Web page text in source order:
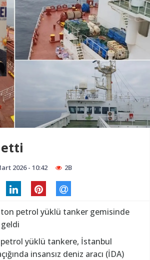
etti
2026 - 10:42 2B
ton petrol yüklü tanker gemisinde
petrol yüklü tankere, İstanbul
insansız deniz aracı (İDA)